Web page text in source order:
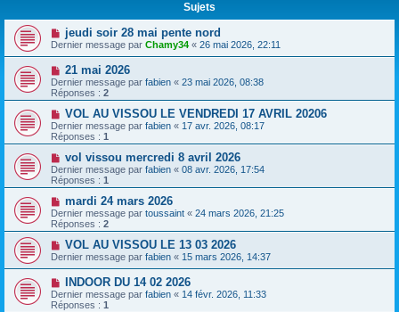
Sujets
jeudi soir 28 mai pente nord
Dernier message par Chamy34 « 26 mai 2026, 22:11
21 mai 2026
Dernier message par fabien « 23 mai 2026, 08:38
Réponses : 2
VOL AU VISSOU LE VENDREDI 17 AVRIL 20206
Dernier message par fabien « 17 avr. 2026, 08:17
Réponses : 1
vol vissou mercredi 8 avril 2026
Dernier message par fabien « 08 avr. 2026, 17:54
Réponses : 1
mardi 24 mars 2026
Dernier message par toussaint « 24 mars 2026, 21:25
Réponses : 2
VOL AU VISSOU LE 13 03 2026
Dernier message par fabien « 15 mars 2026, 14:37
INDOOR DU 14 02 2026
Dernier message par fabien « 14 févr. 2026, 11:33
Réponses : 1